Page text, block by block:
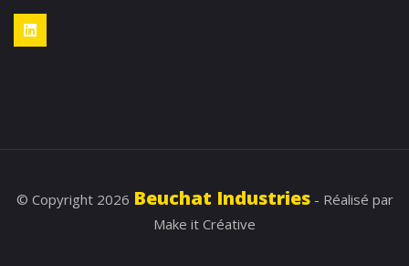
© Copyright 2026 Beuchat Industries- Réalisé par
Make it Créative